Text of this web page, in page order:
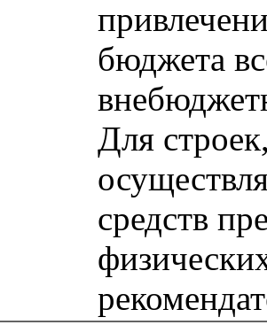
бюджета
Для
средств